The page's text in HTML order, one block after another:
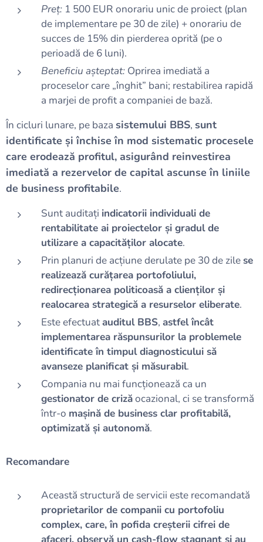
Preț: 1 500 EUR onorariu unic de proiect (plan
de implementare pe 30 de zile) + onorariu de
succes de 15% din pierderea oprită (pe o
perioadă de 6 luni).
Beneficiu așteptat: Oprirea imediată a
proceselor care „înghit” bani; restabilirea rapidă
a marjei de profit a companiei de bază.
În cicluri lunare, pe baza sistemului BBS, sunt
identificate și închise în mod sistematic procesele
care erodează profitul, asigurând reinvestirea
imediată a rezervelor de capital ascunse în liniile
de business profitabile.
Sunt auditați indicatorii individuali de
rentabilitate ai proiectelor și gradul de
utilizare a capacităților alocate.
Prin planuri de acțiune derulate pe 30 de zilese
realizează curățarea portofoliului,
redirecționarea politicoasă a clienților și
realocarea strategică a resurselor eliberate.
Este efectuatauditul BBS, astfel încât
implementarea răspunsurilor la problemele
identificate în timpul diagnosticului să
avanseze planificat și măsurabil.
Compania nu mai funcționează ca un
gestionator de crizăocazional, ci se transformă
într-o mașină de business clar profitabilă,
optimizată și autonomă.
Recomandare
Această structură de servicii este recomandată
proprietarilor de companii cu portofoliu
complex, care, în pofida creșterii cifrei de